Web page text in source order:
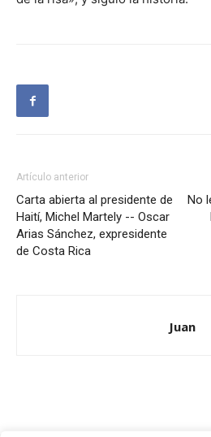
Artículo anterior
Carta abierta al presidente de
Haití, Michel Martely -- Oscar
Arias Sánchez, expresidente
de Costa Rica
No
Juan